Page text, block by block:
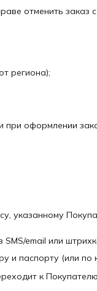
отменить заказ
региона);
при оформлении
указанному
email или
и паспорту (или
к